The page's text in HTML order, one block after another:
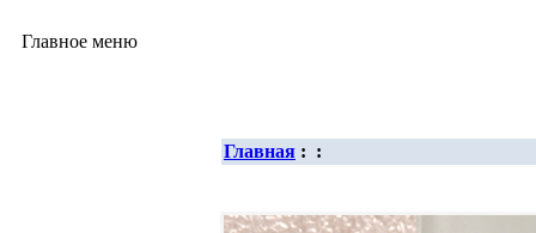
Главное меню
Главная : :